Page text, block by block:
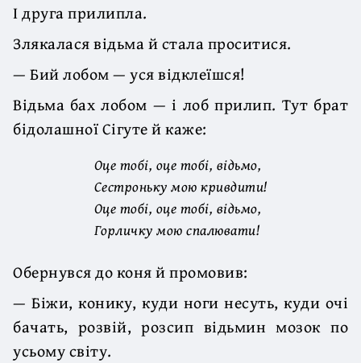
І друга прилипла.
Злякалася відьма й стала проситися.
— Бий лобом — уся відклеїшся!
Відьма бах лобом — і лоб прилип. Тут брат
бідолашної Сігуте й каже:
Оце тобі, оце тобі, відьмо,
Сестроньку мою кривдити!
Оце тобі, оце тобі, відьмо,
Горличку мою спалювати!
Обернувся до коня й промовив:
— Біжи, конику, куди ноги несуть, куди очі
бачать, розвій, розсип відьмин мозок по
усьому світу.